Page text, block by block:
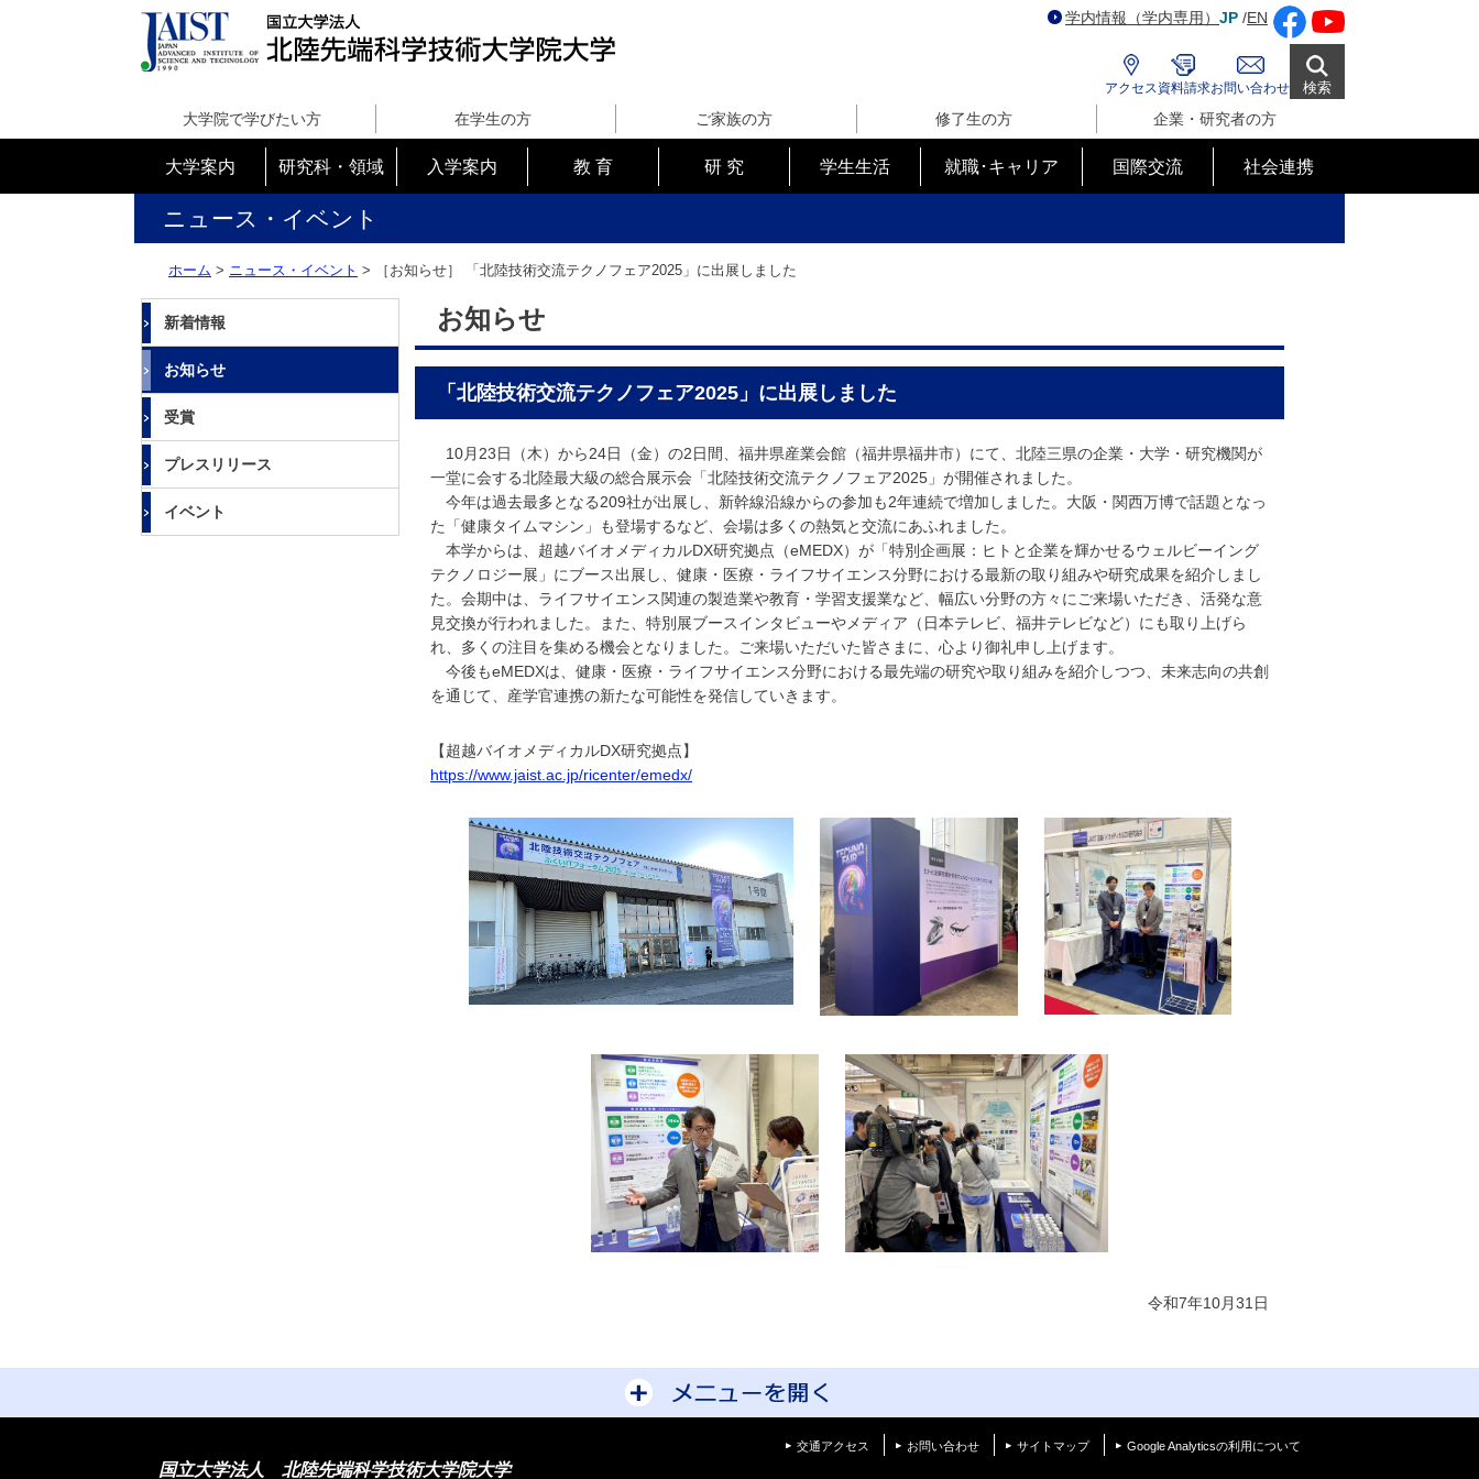
端
科
学
技
術
大
学
院
大
学
学内情報（学内専用） JP /EN
アクセス 資料請求お問い合わせ 検索
大学院で学びたい方 在学生の方 ご家族の方 修了生の方 企業・研究者の方
大学案内 研究科・領域 入学案内 教 育 研 究 学生生活 就職･キャリア 国際交流 社会連携
ニュース・イベント
ホーム > ニュース・イベント > ［お知らせ］ 「北陸技術交流テクノフェア2025」に出展しました
新着情報
お知らせ
受賞
プレスリリース
イベント
お知らせ
「北陸技術交流テクノフェア2025」に出展しました
10月23日（木）から24日（金）の2日間、福井県産業会館（福井県福井市）にて、北陸三県の企業・大学・研究機関が
一堂に会する北陸最大級の総合展示会「北陸技術交流テクノフェア2025」が開催されました。
今年は過去最多となる209社が出展し、新幹線沿線からの参加も2年連続で増加しました。大阪・関西万博で話題となっ
た「健康タイムマシン」も登場するなど、会場は多くの熱気と交流にあふれました。
本学からは、超越バイオメディカルDX研究拠点（eMEDX）が「特別企画展：ヒトと企業を輝かせるウェルビーイング
テクノロジー展」にブース出展し、健康・医療・ライフサイエンス分野における最新の取り組みや研究成果を紹介しまし
た。会期中は、ライフサイエンス関連の製造業や教育・学習支援業など、幅広い分野の方々にご来場いただき、活発な意
見交換が行われました。また、特別展ブースインタビューやメディア（日本テレビ、福井テレビなど）にも取り上げら
れ、多くの注目を集める機会となりました。ご来場いただいた皆さまに、心より御礼申し上げます。
今後もeMEDXは、健康・医療・ライフサイエンス分野における最先端の研究や取り組みを紹介しつつ、未来志向の共創
を通じて、産学官連携の新たな可能性を発信していきます。
【超越バイオメディカルDX研究拠点】
https://www.jaist.ac.jp/ricenter/emedx/
令和7年10月31日
交通アクセス お問い合わせ サイトマップ Google Analyticsの利用について
国立大学法人 北陸先端科学技術大学院大学